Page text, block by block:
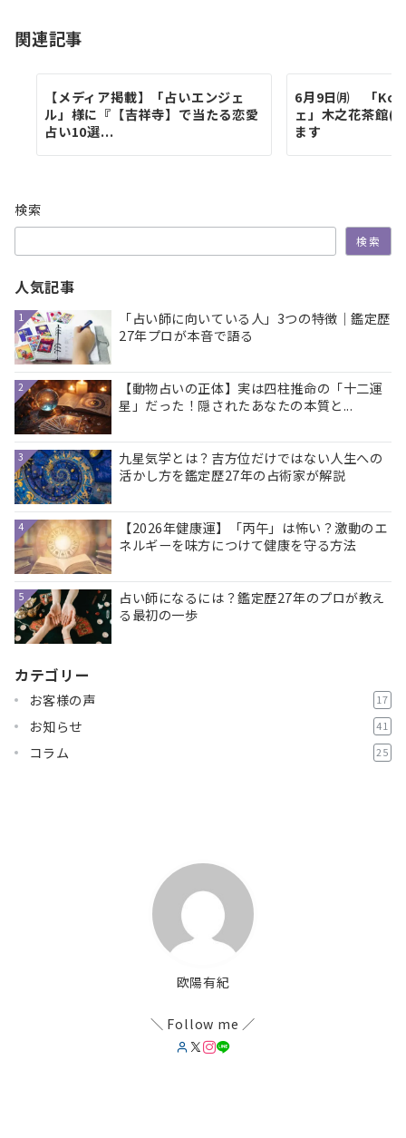
ン
関連記事
【メディア掲載】「占いエンジェ
ル」様に『【吉祥寺】で当たる恋愛
占い10選...
6月9日㈪ 「
ェ」木之花茶館(
ます
検索
検索
人気記事
1
「占い師に向いている人」3つの特徴｜鑑定歴
27年プロが本音で語る
2
【動物占いの正体】実は四柱推命の「十二運
星」だった！隠されたあなたの本質と...
3
九星気学とは？吉方位だけではない人生への
活かし方を鑑定歴27年の占術家が解説
4
【2026年健康運】「丙午」は怖い？激動のエ
ネルギーを味方につけて健康を守る方法
5
占い師になるには？鑑定歴27年のプロが教え
る最初の一歩
カテゴリー
お客様の声 17
お知らせ 41
コラム 25
欧陽有紀
＼ Follow me ／